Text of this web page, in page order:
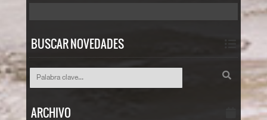
BUSCAR NOVEDADES
ARCHIVO